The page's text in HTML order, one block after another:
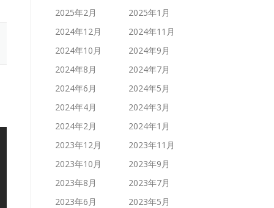
2025年2月
2025年1月
2024年12月
2024年11月
2024年10月
2024年9月
2024年8月
2024年7月
2024年6月
2024年5月
2024年4月
2024年3月
2024年2月
2024年1月
2023年12月
2023年11月
2023年10月
2023年9月
2023年8月
2023年7月
2023年6月
2023年5月